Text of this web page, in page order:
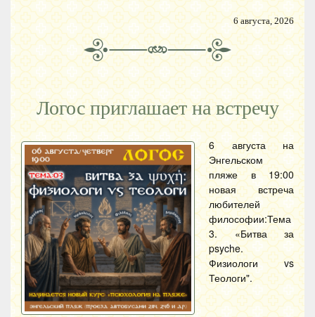
6 августа, 2026
Логос приглашает на встречу
6 августа на
Энгельском
пляже в 19:00
новая встреча
любителей
философии:Тема
3. «Битва за
psyche.
Физиологи vs
Теологи".